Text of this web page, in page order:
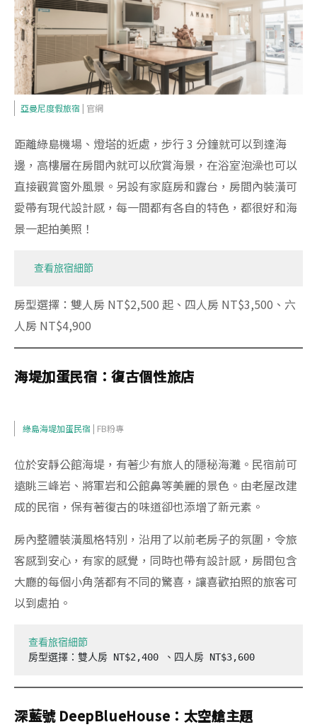
亞曼尼度假旅宿 | 官網
距離綠島機場、燈塔的近處，步行 3 分鐘就可以到達海
邊，高樓層在房間內就可以欣賞海景，在浴室泡澡也可以
直接觀賞窗外風景。另設有家庭房和露台，房間內裝潢可
愛帶有現代設計感，每一間都有各自的特色，都很好和海
景一起拍美照！
查看旅宿細節
房型選擇：雙人房 NT$2,500 起、四人房 NT$3,500、六
人房 NT$4,900
海堤加蛋民宿：復古個性旅店
綠島海堤加蛋民宿 | FB粉專
位於安靜公館海堤，有著少有旅人的隱秘海灘。民宿前可
遠眺三峰岩、將軍岩和公館鼻等美麗的景色。由老屋改建
成的民宿，保有著復古的味道卻也添增了新元素。
房內整體裝潢風格特別，沿用了以前老房子的氛圍，令旅
客感到安心，有家的感覺，同時也帶有設計感，房間包含
大廳的每個小角落都有不同的驚喜，讓喜歡拍照的旅客可
以到處拍。
查看旅宿細節
房型選擇：雙人房 NT$2,400 、四人房 NT$3,600
深藍號 DeepBlueHouse：太空艙主題